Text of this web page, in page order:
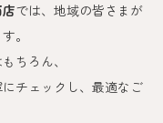
店では、地域の皆さまが
。
ちろん、
チェックし、最適なご